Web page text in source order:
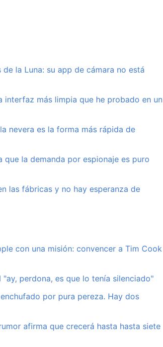
la Luna: su app de cámara no está
más limpia que he probado en un
nevera es la forma más rápida de
que la demanda por espionaje es puro
las fábricas y no hay esperanza de
con una misión: convencer a Tim Cook
perdona, es que lo tenía silenciado"
por pura pereza. Hay dos
afirma que crecerá hasta hasta siete